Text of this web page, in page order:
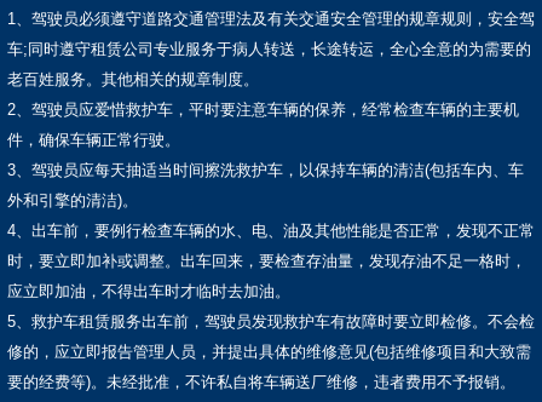
1、驾驶员必须遵守道路交通管理法及有关交通安全管理的规章规则，安全驾
车;同时遵守租赁公司专业服务于病人转送，长途转运，全心全意的为需要的
老百姓服务。其他相关的规章制度。
2、驾驶员应爱惜救护车，平时要注意车辆的保养，经常检查车辆的主要机
件，确保车辆正常行驶。
3、驾驶员应每天抽适当时间擦洗救护车，以保持车辆的清洁(包括车内、车
外和引擎的清洁)。
4、出车前，要例行检查车辆的水、电、油及其他性能是否正常，发现不正常
时，要立即加补或调整。出车回来，要检查存油量，发现存油不足一格时，
应立即加油，不得出车时才临时去加油。
5、救护车租赁服务出车前，驾驶员发现救护车有故障时要立即检修。不会检
修的，应立即报告管理人员，并提出具体的维修意见(包括维修项目和大致需
要的经费等)。未经批准，不许私自将车辆送厂维修，违者费用不予报销。